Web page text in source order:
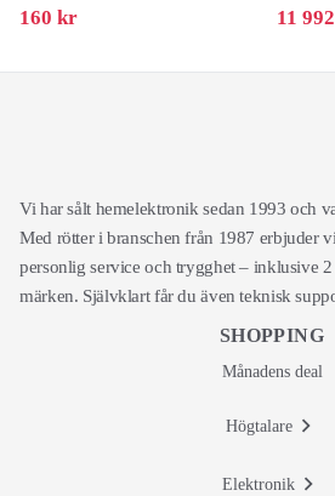
160 kr 11
Vi har sålt hemelektronik sedan 1993 och
Med rötter i branschen från 1987 erbjuder
personlig service och trygghet – inklusive 2
märken. Självklart får du även teknisk
SHOPPING
Månadens deal
Högtalare
Elektronik